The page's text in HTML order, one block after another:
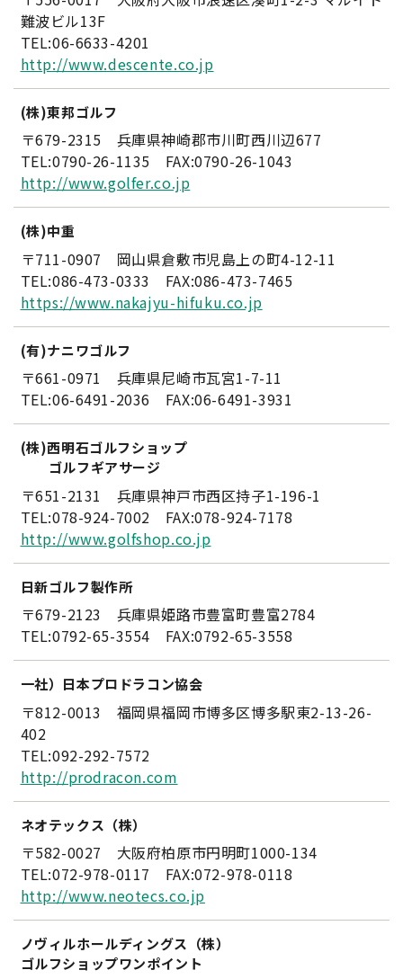
難波ビル13F
TEL:06-6633-4201
http://www.descente.co.jp
(株)東邦ゴルフ
〒679-2315 兵庫県神崎郡市川町西川辺677
TEL:0790-26-1135 FAX:0790-26-1043
http://www.golfer.co.jp
(株)中重
〒711-0907 岡山県倉敷市児島上の町4-12-11
TEL:086-473-0333 FAX:086-473-7465
https://www.nakajyu-hifuku.co.jp
(有)ナニワゴルフ
〒661-0971 兵庫県尼崎市瓦宮1-7-11
TEL:06-6491-2036 FAX:06-6491-3931
(株)西明石ゴルフショップ
ゴルフギアサージ
〒651-2131 兵庫県神戸市西区持子1-196-1
TEL:078-924-7002 FAX:078-924-7178
http://www.golfshop.co.jp
日新ゴルフ製作所
〒679-2123 兵庫県姫路市豊富町豊富2784
TEL:0792-65-3554 FAX:0792-65-3558
一社）日本プロドラコン協会
〒812-0013 福岡県福岡市博多区博多駅東2-13-26-
402
TEL:092-292-7572
http://prodracon.com
ネオテックス（株）
〒582-0027 大阪府柏原市円明町1000-134
TEL:072-978-0117 FAX:072-978-0118
http://www.neotecs.co.jp
ノヴィルホールディングス（株）
ゴルフショップワンポイント